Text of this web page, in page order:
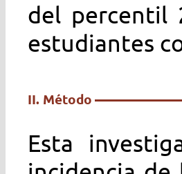
del percentil
estudiantes
II. Método
Esta